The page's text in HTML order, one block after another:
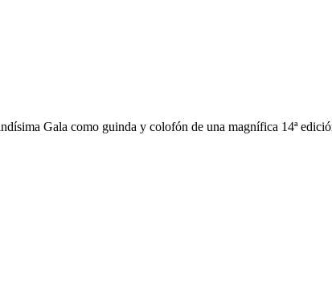
Gala como guinda y colofón de una magnífica 14ª